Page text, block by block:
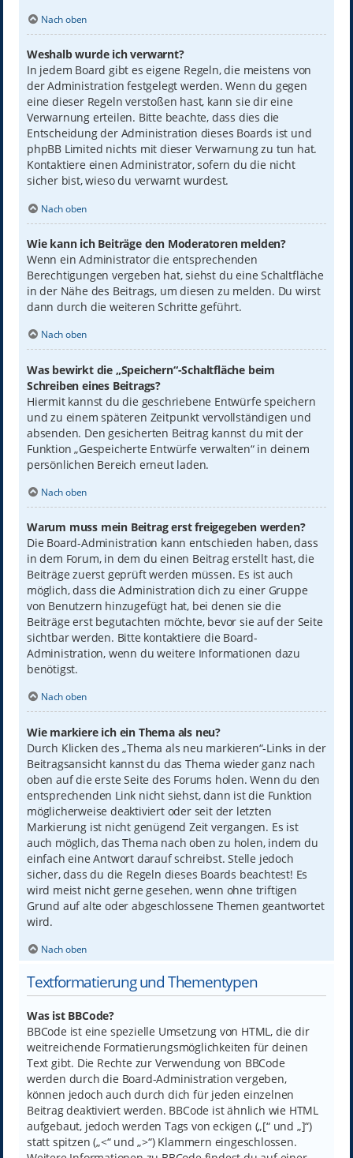
Nach oben
Weshalb wurde ich verwarnt?
In jedem Board gibt es eigene Regeln, die meistens von
der Administration festgelegt werden. Wenn du gegen
eine dieser Regeln verstoßen hast, kann sie dir eine
Verwarnung erteilen. Bitte beachte, dass dies die
Entscheidung der Administration dieses Boards ist und
phpBB Limited nichts mit dieser Verwarnung zu tun hat.
Kontaktiere einen Administrator, sofern du die nicht
sicher bist, wieso du verwarnt wurdest.
Nach oben
Wie kann ich Beiträge den Moderatoren melden?
Wenn ein Administrator die entsprechenden
Berechtigungen vergeben hat, siehst du eine Schaltfläche
in der Nähe des Beitrags, um diesen zu melden. Du wirst
dann durch die weiteren Schritte geführt.
Nach oben
Was bewirkt die „Speichern“-Schaltfläche beim
Schreiben eines Beitrags?
Hiermit kannst du die geschriebene Entwürfe speichern
und zu einem späteren Zeitpunkt vervollständigen und
absenden. Den gesicherten Beitrag kannst du mit der
Funktion „Gespeicherte Entwürfe verwalten“ in deinem
persönlichen Bereich erneut laden.
Nach oben
Warum muss mein Beitrag erst freigegeben werden?
Die Board-Administration kann entschieden haben, dass
in dem Forum, in dem du einen Beitrag erstellt hast, die
Beiträge zuerst geprüft werden müssen. Es ist auch
möglich, dass die Administration dich zu einer Gruppe
von Benutzern hinzugefügt hat, bei denen sie die
Beiträge erst begutachten möchte, bevor sie auf der Seite
sichtbar werden. Bitte kontaktiere die Board-
Administration, wenn du weitere Informationen dazu
benötigst.
Nach oben
Wie markiere ich ein Thema als neu?
Durch Klicken des „Thema als neu markieren“-Links in der
Beitragsansicht kannst du das Thema wieder ganz nach
oben auf die erste Seite des Forums holen. Wenn du den
entsprechenden Link nicht siehst, dann ist die Funktion
möglicherweise deaktiviert oder seit der letzten
Markierung ist nicht genügend Zeit vergangen. Es ist
auch möglich, das Thema nach oben zu holen, indem du
einfach eine Antwort darauf schreibst. Stelle jedoch
sicher, dass du die Regeln dieses Boards beachtest! Es
wird meist nicht gerne gesehen, wenn ohne triftigen
Grund auf alte oder abgeschlossene Themen geantwortet
wird.
Nach oben
Textformatierung und Thementypen
Was ist BBCode?
BBCode ist eine spezielle Umsetzung von HTML, die dir
weitreichende Formatierungsmöglichkeiten für deinen
Text gibt. Die Rechte zur Verwendung von BBCode
werden durch die Board-Administration vergeben,
können jedoch auch durch dich für jeden einzelnen
Beitrag deaktiviert werden. BBCode ist ähnlich wie HTML
aufgebaut, jedoch werden Tags von eckigen („[“ und „]“)
statt spitzen („<“ und „>“) Klammern eingeschlossen.